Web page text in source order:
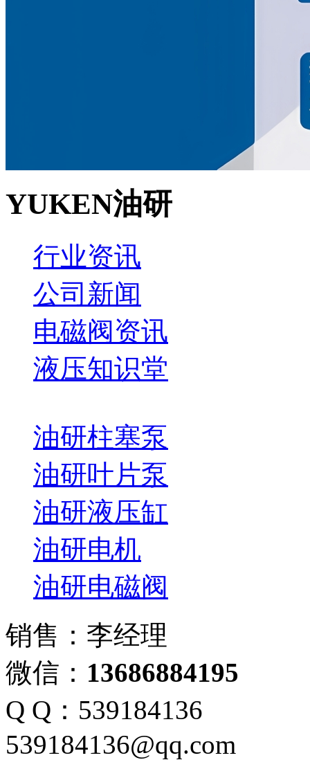
YUKEN油研
行业资讯
公司新闻
电磁阀资讯
液压知识堂
油研柱塞泵
油研叶片泵
油研液压缸
油研电机
油研电磁阀
销售：李经理
微信： 13686884195
Q Q：539184136
539184136@qq.com